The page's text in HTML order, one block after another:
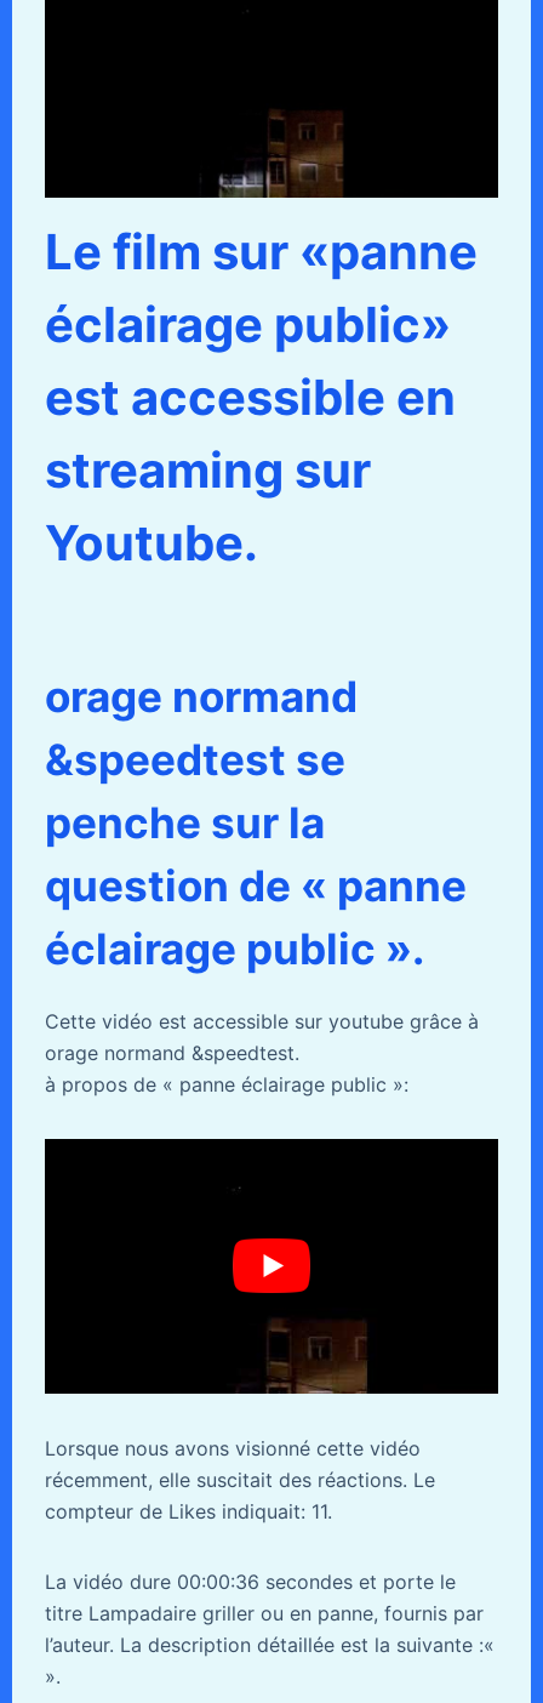
Le film sur «panne
éclairage public»
est accessible en
streaming sur
Youtube.
orage normand
&speedtest se
penche sur la
question de « panne
éclairage public ».
Cette vidéo est accessible sur youtube grâce à
orage normand &speedtest.
à propos de « panne éclairage public »:
Lorsque nous avons visionné cette vidéo
récemment, elle suscitait des réactions. Le
compteur de Likes indiquait: 11.
La vidéo dure 00:00:36 secondes et porte le
titre Lampadaire griller ou en panne, fournis par
l’auteur. La description détaillée est la suivante :«
».